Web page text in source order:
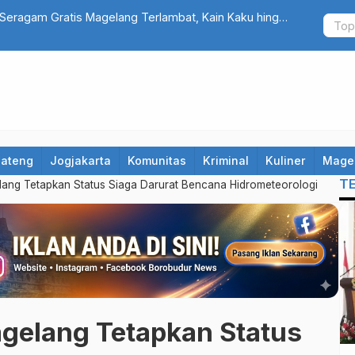
Gratis Magelang Terlambat, Kain Kaku hingga
Cuma
Jogjakarta Komunitas Kriminal Kuliner
Tetapkan Status Siaga Darurat Bencana Hidrometeorologi
Tetapkan Status